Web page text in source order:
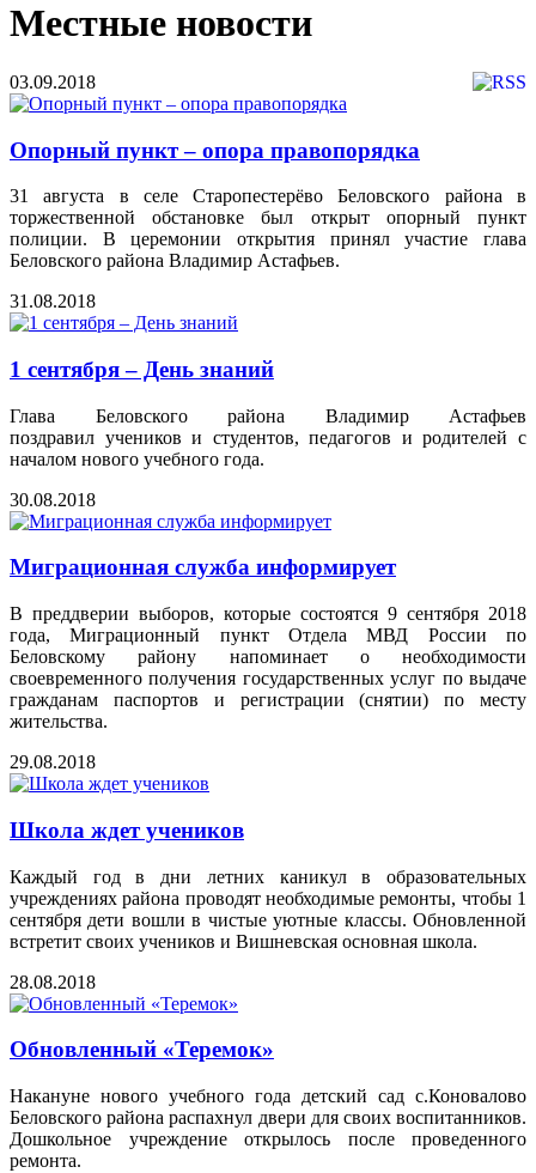
Местные новости
03.09.2018
Опорный пункт – опора правопорядка
31 августа в селе Старопестерёво Беловского района в
торжественной обстановке был открыт опорный пункт
полиции. В церемонии открытия принял участие глава
Беловского района Владимир Астафьев.
31.08.2018
1 сентября – День знаний
Глава Беловского района Владимир Астафьев
поздравил учеников и студентов, педагогов и родителей с
началом нового учебного года.
30.08.2018
Миграционная служба информирует
В преддверии выборов, которые состоятся 9 сентября 2018
года, Миграционный пункт Отдела МВД России по
Беловскому району напоминает о необходимости
своевременного получения государственных услуг по выдаче
гражданам паспортов и регистрации (снятии) по месту
жительства.
29.08.2018
Школа ждет учеников
Каждый год в дни летних каникул в образовательных
учреждениях района проводят необходимые ремонты, чтобы 1
сентября дети вошли в чистые уютные классы. Обновленной
встретит своих учеников и Вишневская основная школа.
28.08.2018
Обновленный «Теремок»
Накануне нового учебного года детский сад с.Коновалово
Беловского района распахнул двери для своих воспитанников.
Дошкольное учреждение открылось после проведенного
ремонта.